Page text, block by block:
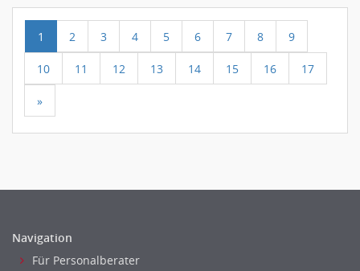
1 2 3 4 5 6 7 8 9
10 11 12 13 14 15 16 17
»
Navigation
Für Personalberater